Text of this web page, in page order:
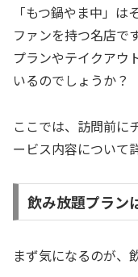
「もつ鍋やま中」
ファンを持つ名店で
プランやテイクアウ
いるのでしょうか？
ここでは、訪問前に
ービス内容について
飲み放題プラン
まず気になるのが、